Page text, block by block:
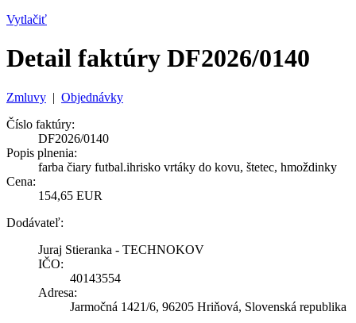
Vytlačiť
Detail faktúry DF2026/0140
Zmluvy | Objednávky
Číslo faktúry:
DF2026/0140
Popis plnenia:
farba čiary futbal.ihrisko vrtáky do kovu, štetec, hmoždinky
Cena:
154,65 EUR
Dodávateľ:
Juraj Stieranka - TECHNOKOV
IČO:
40143554
Adresa:
Jarmočná 1421/6, 96205 Hriňová, Slovenská republika